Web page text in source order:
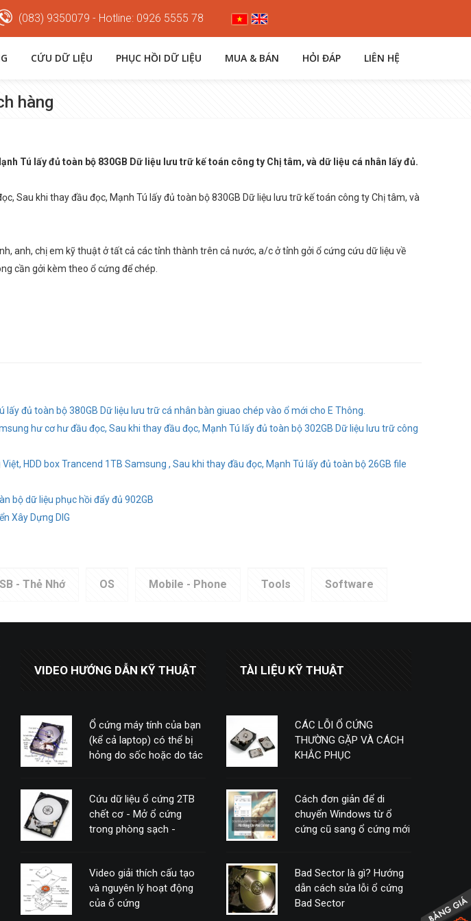
(083) 9350079 - Hotline: 0926 5555 78
CỨU DỮ LIỆU PHỤC HỒI DỮ LIỆU MUA & BÁN HỎI ĐÁP LIÊN HỆ
hàng
Tú lấy đủ toàn bộ 830GB Dữ liệu lưu trữ kế toán công ty Chị tâm, và dữ liệu cá nhân lấy đủ.
Sau khi thay đầu đọc, Mạnh Tú lấy đủ toàn bộ 830GB Dữ liệu lưu trữ kế toán công ty Chị tâm, và
anh, chị em kỹ thuật ở tất cả các tỉnh thành trên cả nước, a/c ở tỉnh gởi ổ cứng cứu dữ liệu về
cần gởi kèm theo ổ cứng để chép.
đủ toàn bộ 380GB Dữ liệu lưu trữ cá nhân bàn giuao chép vào ổ mới cho E Thông.
hư cơ hư đầu đọc, Sau khi thay đầu đọc, Mạnh Tú lấy đủ toàn bộ 302GB Dữ liệu lưu trữ công
HDD box Trancend 1TB Samsung , Sau khi thay đầu đọc, Mạnh Tú lấy đủ toàn bộ 26GB file
bộ dữ liệu phục hồi đẩy đủ 902GB
Xây Dựng DIG
- Thẻ Nhớ OS Mobile - Phone Tools Software
VIDEO HƯỚNG DẪN KỸ THUẬT
Ổ cứng máy tính của bạn
(kể cả laptop) có thể bị
hỏng do sốc hoặc do tác
Cứu dữ liệu ổ cứng 2TB
chết cơ - Mở ổ cứng
trong phòng sạch -
Video giải thích cấu tạo
và nguyên lý hoạt động
của ổ cứng
TÀI LIỆU KỸ THUẬT
CÁC LỖI Ổ CỨNG
THƯỜNG GẶP VÀ CÁCH
KHẮC PHỤC
Cách đơn giản để di
chuyển Windows từ ổ
cứng cũ sang ổ cứng mới
Bad Sector là gì? Hướng
dẫn cách sửa lỗi ổ cứng
Bad Sector